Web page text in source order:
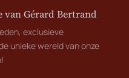
Gérard Bertrand
exclusieve
unieke wereld van onze